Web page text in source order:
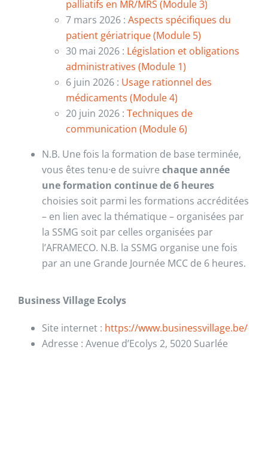
palliatifs en MR/MRS (Module 3)
7 mars 2026 : Aspects spécifiques du
patient gériatrique (Module 5)
30 mai 2026 : Législation et obligations
administratives (Module 1)
6 juin 2026 : Usage rationnel des
médicaments (Module 4)
20 juin 2026 : Techniques de
communication (Module 6)
N.B. Une fois la formation de base terminée,
vous êtes tenu·e de suivre chaque année
une formation continue de 6 heures
choisies soit parmi les formations accréditées
– en lien avec la thématique – organisées par
la SSMG soit par celles organisées par
l’AFRAMECO. N.B. la SSMG organise une fois
par an une Grande Journée MCC de 6 heures.
Business Village Ecolys
Site internet : https://www.businessvillage.be/
Adresse : Avenue d’Ecolys 2, 5020 Suarlée